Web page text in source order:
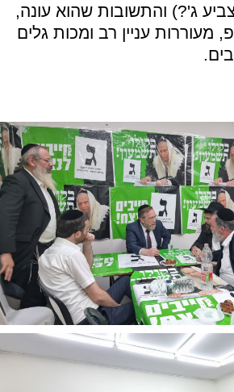
ג'?) והתשובות שהוא עונה,
עניין רב ומכות גלים